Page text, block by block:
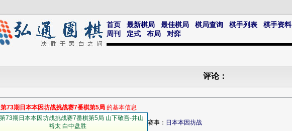
首页 最新棋局 最佳棋局 棋局查询 棋手列表 棋手资料
周刊
定式 布局 对弈
评论：
第73期日本本因坊战挑战赛7番棋第5局 的基本信息
赛事： 日本本因坊战